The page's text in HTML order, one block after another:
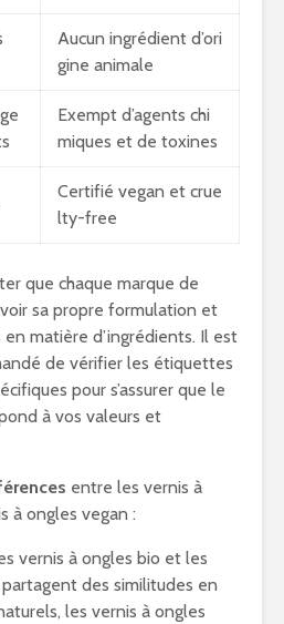
Aucun ingrédient d’ori
gine animale
Exempt d’agents chi
miques et de toxines
Certifié vegan et crue
lty-free
que chaque marque de
sa propre formulation et
matière d’ingrédients. Il est
de vérifier les étiquettes
pour s’assurer que le
à vos valeurs et
entre les vernis à
à ongles vegan :
vernis à ongles bio et les
des similitudes en
les vernis à ongles